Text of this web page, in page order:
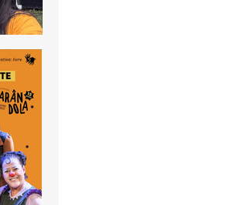
Cidade
agenda
em Goiás